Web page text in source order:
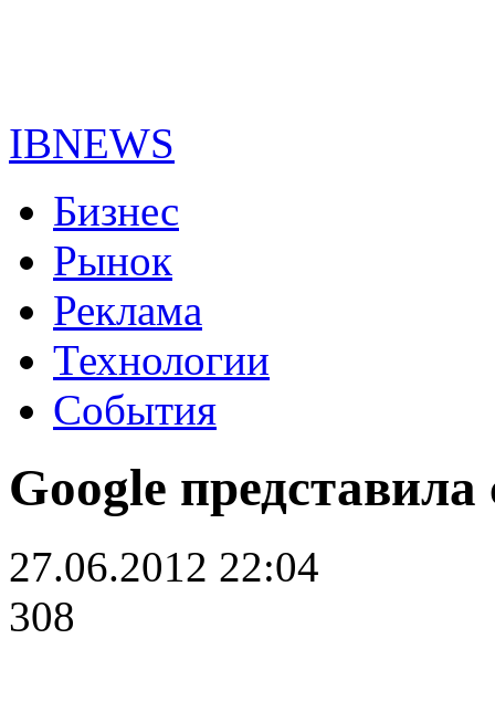
IBNEWS
Бизнес
Рынок
Реклама
Технологии
События
Google
27.06.2012 22:04
308